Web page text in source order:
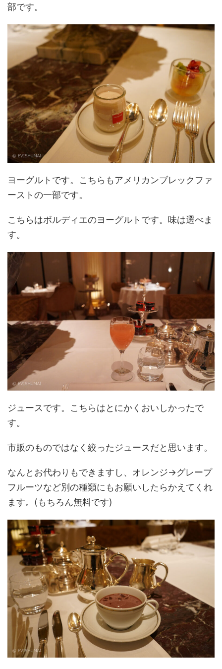
部です。
ヨーグルトです。こちらもアメリカンブレックファ
ーストの一部です。
こちらはボルディエのヨーグルトです。味は選べま
す。
ジュースです。こちらはとにかくおいしかったで
す。
市販のものではなく絞ったジュースだと思います。
なんとお代わりもできますし、オレンジ→グレープ
フルーツなど別の種類にもお願いしたらかえてくれ
ます。(もちろん無料です)